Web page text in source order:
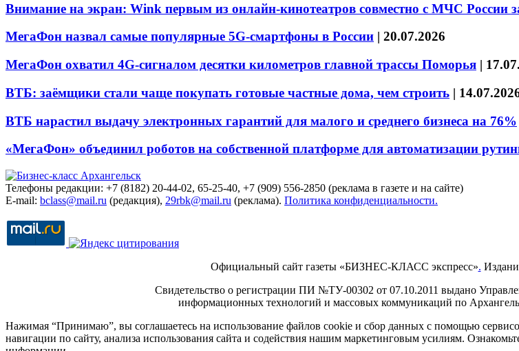
Внимание на экран: Wink первым из онлайн-кинотеатров совместно с МЧС России
МегаФон назвал самые популярные 5G-смартфоны в России | 20.07.2026
МегаФон охватил 4G-сигналом десятки километров главной трассы Поморья |
ВТБ: заёмщики стали чаще покупать готовые частные дома, чем строить |
ВТБ нарастил выдачу электронных гарантий для малого и среднего бизнеса на 76%
«МегаФон» объединил роботов на собственной платформе для автоматизации
Телефоны редакции: +7 (8182) 20-44-02, 65-25-40, +7 (909) 556-2850 (реклама в газете и на сайте)
E-mail: bclass@mail.ru (редакция), 29rbk@mail.ru (реклама). Политика конфиденциальности.
Официальный сайт газеты «БИЗНЕС-КЛАСС экспресс».
Свидетельство о регистрации ПИ №ТУ-00302 от 07.10.2011 выдано
информационных технологий и массовых коммуникаций по
Нажимая “Принимаю”, вы соглашаетесь на использование файлов cookie и сбор данных с помощью
навигации по сайту, анализа использования сайта и содействия нашим маркетинговым усилиям.